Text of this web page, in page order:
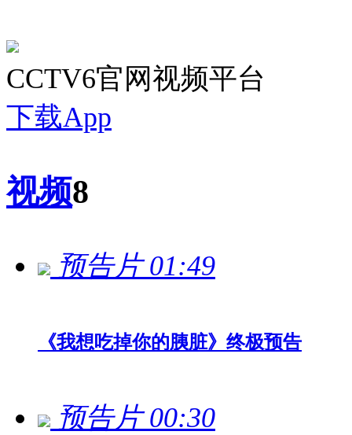
CCTV6官网视频平台
下载App
视频8
预告片 01:49
《我想吃掉你的胰脏》终极预告
预告片 00:30